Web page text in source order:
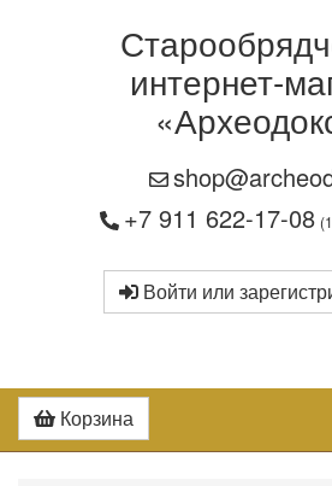
интернет-
+7 911 622-17-08
Войти или
Корзина